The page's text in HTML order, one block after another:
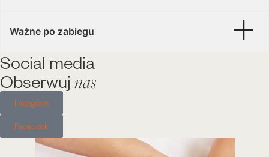
Ważne po zabiegu
Social media
Obserwuj nas
Instagram
Facebook